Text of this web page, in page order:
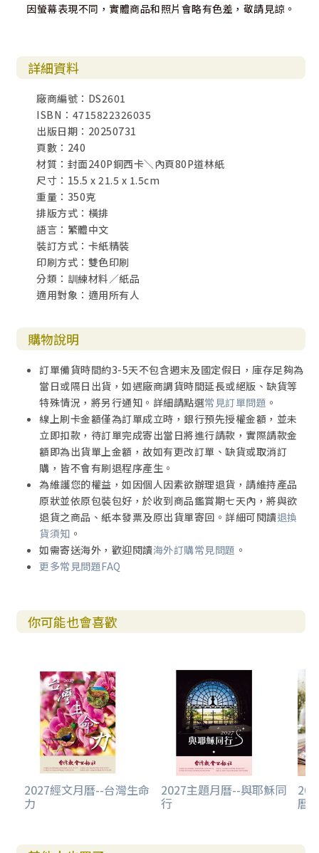
因螢幕表現不同，實體商品和照片會略有色差，敬請見諒。
詳細資料
廠商編號：DS2601
ISBN：4715822326035
出版日期：20250731
頁數：240
材質：封面240P銅西卡＼內頁80P道林紙
尺寸：15.5 x 21.5 x 1.5cm
重量：350克
排版方式：橫排
語言：繁體中文
裝訂方式：卡紙精裝
印刷方式：雙色印刷
分類：訓練材料／紙品
適用對象：適用所有人
購物說明
訂單備貨時間約3-5天不包含週末及國定假日，庫存足夠為
當日或隔日出貨，如遇廠商調貨時間延長或絕版、缺貨等
特殊情況，將另行通知。詳細請點選常見訂單問題 。
線上刷卡金額僅為訂單成立時，銀行預先授權金額，並未
立即扣款，待訂單完成寄出當日將進行請款，實際請款金
額即為出貨單上金額，故如有更改訂單、缺貨或取消訂
購，皆不會有刷退程序產生。
為維護您的權益，如因個人因素欲辦理退貨，請維持產品
原狀並依原包裝包好，於收到商品鑑賞期七天內，將與欲
退貨之商品、紙本發票及原出貨單寄回。詳細可閱讀退換
貨須知 。
如需寄送海外，歡迎閱讀海外訂購常見問題 。
更多常見問題FAQ
你可能也會喜歡
2027經文月曆--台灣生命
力
2027主題月曆--與耶穌同
行 曆